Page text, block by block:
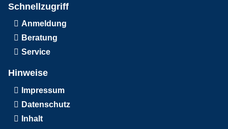
Schnellzugriff
Anmeldung
Beratung
Service
Hinweise
Impressum
Datenschutz
Inhalt